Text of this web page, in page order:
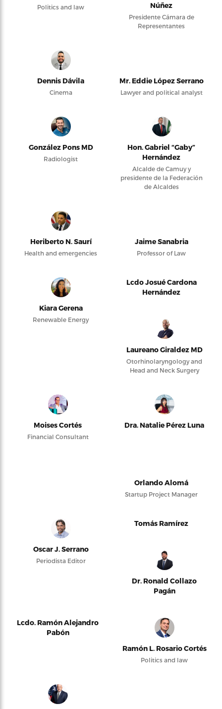
Politics and law
Núñez
Presidente Cámara de
Representantes
Dennis Dávila
Cinema
Mr. Eddie López Serrano
Lawyer and political analyst
González Pons MD
Radiologist
Hon. Gabriel “Gaby”
Hernández
Alcalde de Camuy y
presidente de la Federación
de Alcaldes
Heriberto N. Saurí
Health and emergencies
Jaime Sanabria
Professor of Law
Kiara Gerena
Renewable Energy
Lcdo Josué Cardona
Hernández
Laureano Giraldez MD
Otorhinolaryngology and
Head and Neck Surgery
Moises Cortés
Financial Consultant
Dra. Natalie Pérez Luna
Orlando Alomá
Startup Project Manager
Oscar J. Serrano
Periodista Editor
Tomás Ramírez
Dr. Ronald Collazo
Pagán
Lcdo. Ramón Alejandro
Pabón
Ramón L. Rosario Cortés
Politics and law